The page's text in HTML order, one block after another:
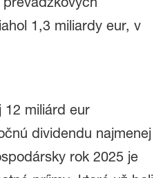
1,3 miliardy eur, v
12 miliárd eur
dividendu najmenej
rok 2025 je